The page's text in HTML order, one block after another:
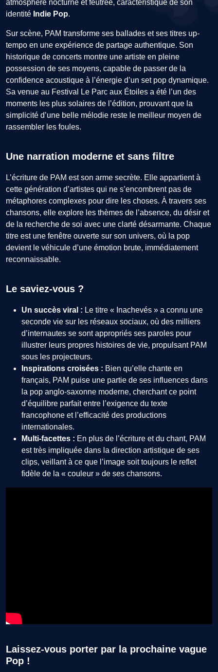
atmosphère nocturne et feutrée, caractéristique de son
identité Indie Pop.
Sur scène, PAM transforme ses ballades et ses titres up-
tempo en une expérience de partage authentique. Son
historique de concerts montre une artiste en pleine
possession de ses moyens, capable de passer de la
confidence acoustique à l’énergie d’un set pop dynamique.
Sa venue au Festival Le Parc aux Étoiles a été l’un des
moments les plus solaires de l’édition, prouvant que la
simplicité d’une belle mélodie reste le meilleur moyen de
rassembler les foules.
Une narration moderne et sans filtre
L’écriture de PAM est son arme secrète. Elle appartient à
cette génération d’artistes qui ne s’encombrent pas de
métaphores complexes pour dire les choses. À travers ses
chansons, elle explore les thèmes de l’absence, du désir et
de la recherche de soi avec une clarté désarmante. Chaque
titre est une fenêtre ouverte sur son univers, où la pop
devient le véhicule d’une émotion brute, immédiatement
reconnaissable.
Le saviez-vous ?
Un succès viral : Le titre « Inachevés » a connu une
seconde vie sur les réseaux sociaux, où des milliers
d’internautes se sont appropriés ses paroles pour
illustrer leurs propres histoires de vie, propulsant PAM
sous les projecteurs.
Inspirations croisées : Bien qu’elle chante en
français, PAM puise une partie de ses influences dans
la pop anglo-saxonne moderne, cherchant ce point
d’équilibre parfait entre l’exigence du texte
francophone et l’efficacité des productions
internationales.
Multi-facettes : En plus de l’écriture et du chant, PAM
est très impliquée dans la direction artistique de ses
clips, veillant à ce que l’image soit toujours le reflet
fidèle de la « couleur » de ses chansons.
Laissez-vous porter par la prochaine vague
Pop !